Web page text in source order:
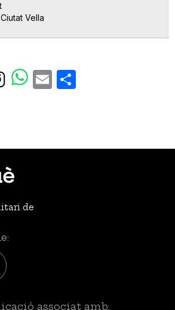
Ciutat Vella
Email
de
associat amb: